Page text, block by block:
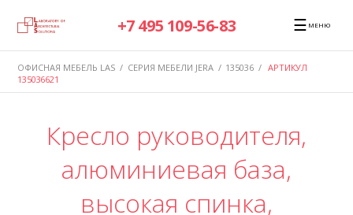
+7 495 109-56-83 ☰ МЕНЮ
ОФИСНАЯ МЕБЕЛЬ LAS / СЕРИЯ МЕБЕЛИ JERA / 135036 / АРТИКУЛ
135036621
Кресло руководителя,
алюминиевая база,
высокая спинка,